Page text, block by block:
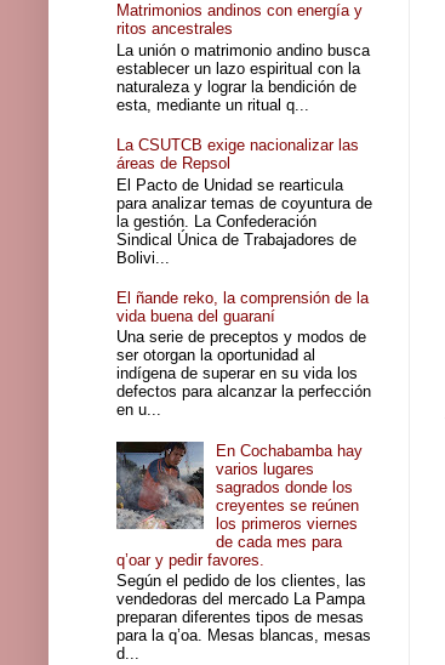
Matrimonios andinos con energía y
ritos ancestrales
La unión o matrimonio andino busca
establecer un lazo espiritual con la
naturaleza y lograr la bendición de
esta, mediante un ritual q...
La CSUTCB exige nacionalizar las
áreas de Repsol
El Pacto de Unidad se rearticula
para analizar temas de coyuntura de
la gestión. La Confederación
Sindical Única de Trabajadores de
Bolivi...
El ñande reko, la comprensión de la
vida buena del guaraní
Una serie de preceptos y modos de
ser otorgan la oportunidad al
indígena de superar en su vida los
defectos para alcanzar la perfección
en u...
En Cochabamba hay
varios lugares
sagrados donde los
creyentes se reúnen
los primeros viernes
de cada mes para
q’oar y pedir favores.
Según el pedido de los clientes, las
vendedoras del mercado La Pampa
preparan diferentes tipos de mesas
para la q’oa. Mesas blancas, mesas
d...